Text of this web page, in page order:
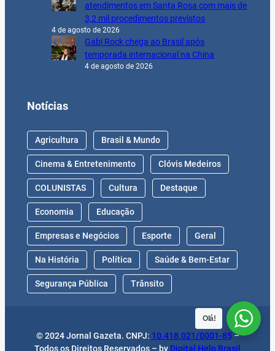
atendimentos em Santa Rosa com mais de
3,2 mil procedimentos previstos
4 de agosto de 2026
Gabi Rock chega ao Brasil após
temporada internacional na China
4 de agosto de 2026
Notícias
Agricultura Brasil & Mundo
Cinema & Entretenimento Clóvis Medeiros
COLUNISTAS Cultura Destaque
Economia Educação
Empresas e Negócios Esporte Geral
Na História Política Saúde & Bem-Estar
Segurança Pública Trânsito
© 2024 Jornal Gazeta. CNPJ: 10.418.021/0001-85–
Todos os Direitos Reservados – by Digital Help Brasil
Olá!